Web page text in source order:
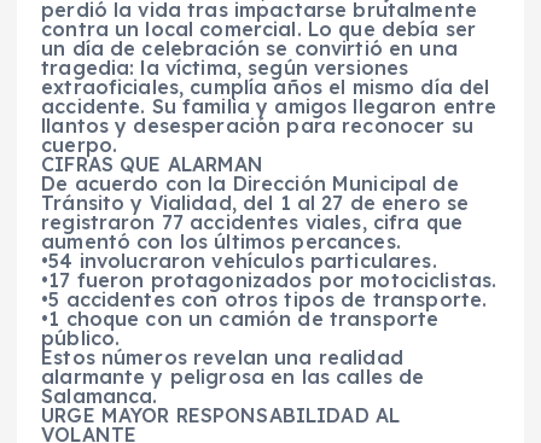
perdió la vida tras impactarse brutalmente
contra un local comercial. Lo que debía ser
un día de celebración se convirtió en una
tragedia: la víctima, según versiones
extraoficiales, cumplía años el mismo día del
accidente. Su familia y amigos llegaron entre
llantos y desesperación para reconocer su
cuerpo.
CIFRAS QUE ALARMAN
De acuerdo con la Dirección Municipal de
Tránsito y Vialidad, del 1 al 27 de enero se
registraron 77 accidentes viales, cifra que
aumentó con los últimos percances.
•54 involucraron vehículos particulares.
•17 fueron protagonizados por motociclistas.
•5 accidentes con otros tipos de transporte.
•1 choque con un camión de transporte
público.
Estos números revelan una realidad
alarmante y peligrosa en las calles de
Salamanca.
URGE MAYOR RESPONSABILIDAD AL
VOLANTE